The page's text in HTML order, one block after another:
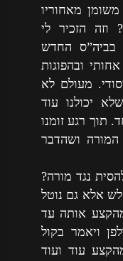
מאחוריו
וזה הזכיר לי
בביה”ס החדש
ובהפוגות
מעולם לא
יכולנו עוד
תוך רגע זומנו
המורה ושהדבר
נגד מורה?
אלא גם נוטל
אותה עד
ויאמר בקול
עוד ועוד